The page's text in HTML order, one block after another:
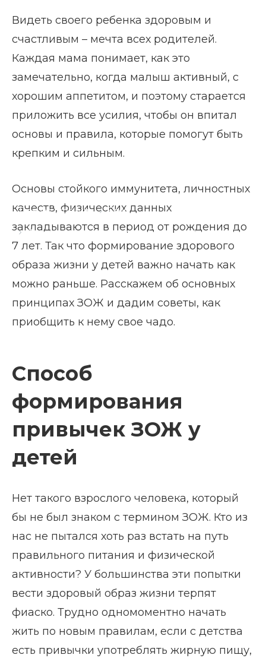
Главная страница
Блог
Формирование здорового образа жизни у детей
Видеть своего ребенка здоровым и
счастливым – мечта всех родителей.
Каждая мама понимает, как это
замечательно, когда малыш активный, с
хорошим аппетитом, и поэтому старается
приложить все усилия, чтобы он впитал
основы и правила, которые помогут быть
крепким и сильным.
Основы стойкого иммунитета, личностных
качеств, физических данных
закладываются в период от рождения до
7 лет. Так что формирование здорового
образа жизни у детей важно начать как
можно раньше. Расскажем об основных
принципах ЗОЖ и дадим советы, как
приобщить к нему свое чадо.
Способ
формирования
привычек ЗОЖ у
детей
Нет такого взрослого человека, который
бы не был знаком с термином ЗОЖ. Кто из
нас не пытался хоть раз встать на путь
правильного питания и физической
активности? У большинства эти попытки
вести здоровый образ жизни терпят
фиаско. Трудно одномоментно начать
жить по новым правилам, если с детства
есть привычки употреблять жирную пищу,